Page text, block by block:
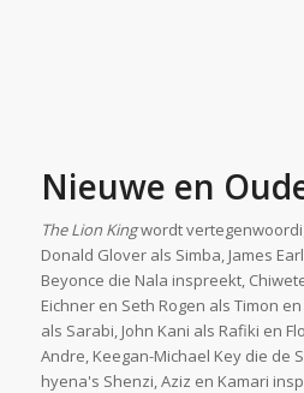
Nieuwe en
The Lion Kingwordt
Donald Glover als Simba, James
Beyonce die Nala inspreekt,
Eichner en Seth Rogen als Timon
als Sarabi, John Kani als Rafiki en
Andre, Keegan-Michael Key die de
hyena's Shenzi, Aziz en Kamari